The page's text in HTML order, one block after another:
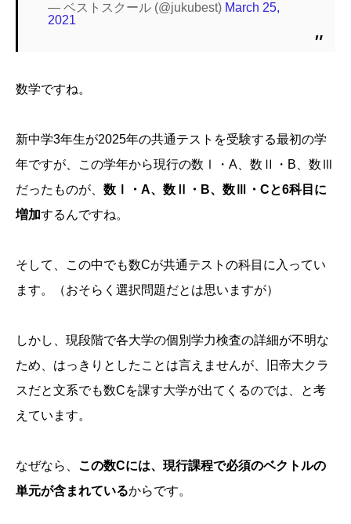
— ベストスクール (@jukubest) March 25,
2021
数学ですね。
新中学3年生が2025年の共通テストを受験する最初の学
年ですが、この学年から現行の数Ⅰ・A、数Ⅱ・B、数Ⅲ
だったものが、 数Ⅰ・A、数Ⅱ・B、数Ⅲ・Cと6科目に
増加するんですね。
そして、この中でも数Cが共通テストの科目に入ってい
ます。（おそらく選択問題だとは思いますが）
しかし、現段階で各大学の個別学力検査の詳細が不明な
ため、はっきりとしたことは言えませんが、旧帝大クラ
スだと文系でも数Cを課す大学が出てくるのでは、と考
えています。
なぜなら、 この数Cには、現行課程で必須のベクトルの
単元が含まれているからです。